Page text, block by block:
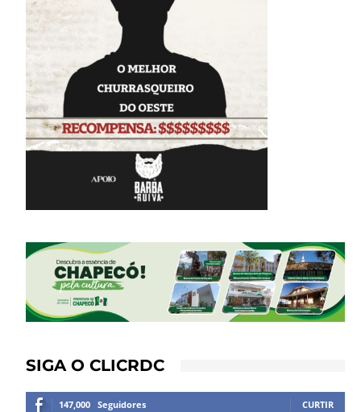
SIGA O CLICRDC
147,000 Seguidores CURTIR